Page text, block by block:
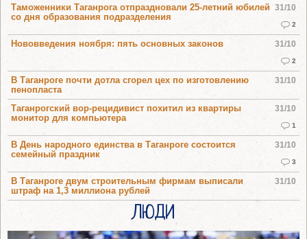
31/10
2
Таможенники Таганрога отпраздновали 25-летний юбилей
со дня образования подразделения
31/10
2
Нововведения ноября: пять основных законов
31/10
В Таганроге почти дотла сгорел цех по изготовлению
пенопласта
31/10
1
Таганрогский вор-рецидивист похитил из квартиры
монитор для компьютера
31/10
3
В День народного единства в Таганроге состоится
семейный праздник
31/10
В Таганроге двум строительным фирмам выписали
штраф на 1,3 миллиона рублей
ЛЮДИ